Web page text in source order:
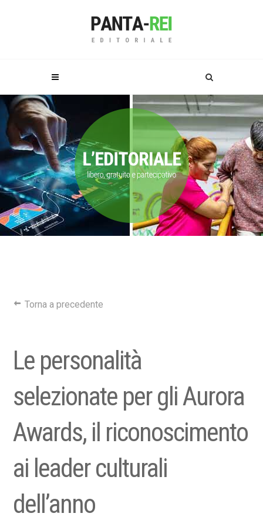
Torna a precedente
Le personalità
selezionate per gli Aurora
Awards, il riconoscimento
ai leader culturali
dell’anno